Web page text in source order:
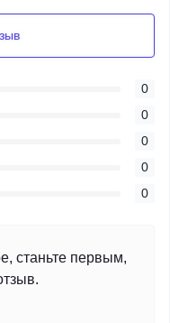
0
0
0
0
0
станьте первым,